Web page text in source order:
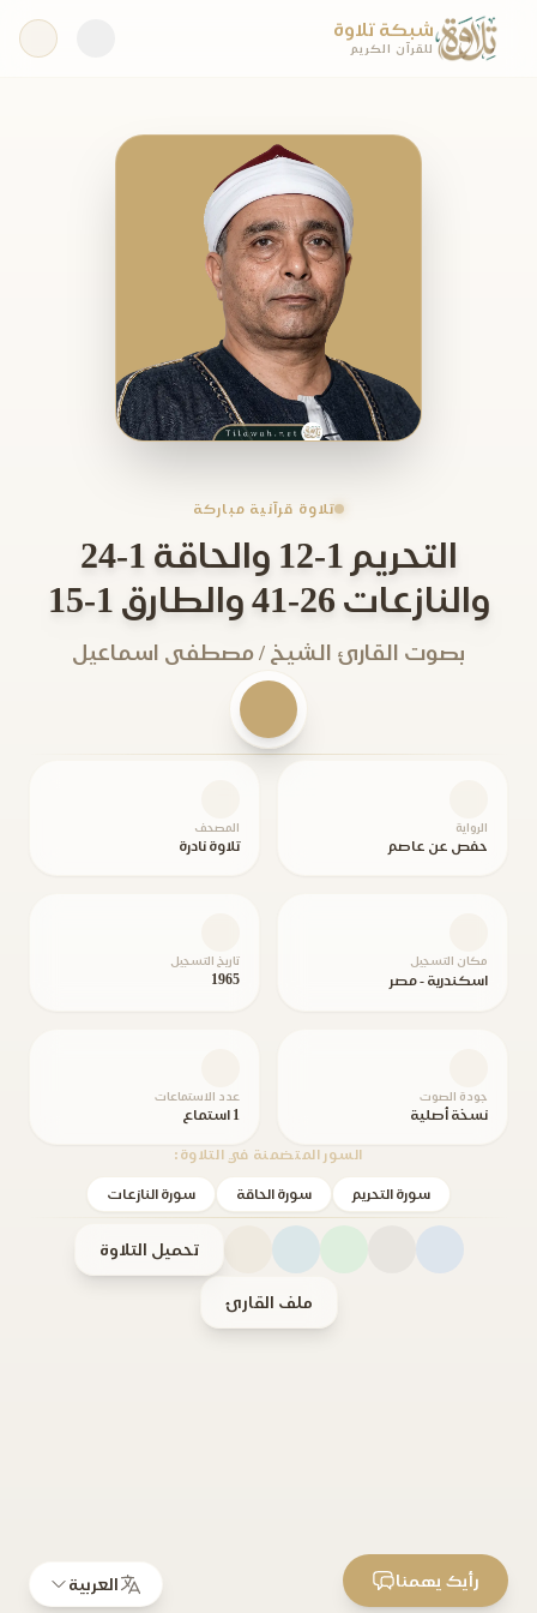
شبكة تلاوة
للقرآن الكريم
تلاوة قرآنية مباركة
التحريم 1-12 والحاقة 1-24
والنازعات 26-41 والطارق 1-15
بصوت القارئ الشيخ / مصطفى اسماعيل
الرواية
حفص عن عاصم
المصحف
تلاوة نادرة
مكان التسجيل
اسكندرية - مصر
تاريخ التسجيل
1965
جودة الصوت
نسخة أصلية
عدد الاستماعات
1 استماع
السور المتضمنة في التلاوة:
سورة التحريم سورة الحاقة سورة النازعات
تحميل التلاوة
ملف القارئ
العربية رأيك يهمنا